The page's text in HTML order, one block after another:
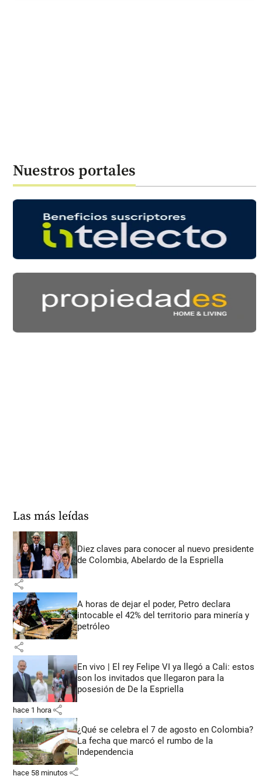
Nuestros portales
Las más leídas
Diez claves para conocer al nuevo presidente
de Colombia, Abelardo de la Espriella
share
A horas de dejar el poder, Petro declara
intocable el 42% del territorio para minería y
petróleo
share
En vivo | El rey Felipe VI ya llegó a Cali: estos
son los invitados que llegaron para la
posesión de De la Espriella
hace 1 hora share
¿Qué se celebra el 7 de agosto en Colombia?
La fecha que marcó el rumbo de la
Independencia
hace 58 minutos share